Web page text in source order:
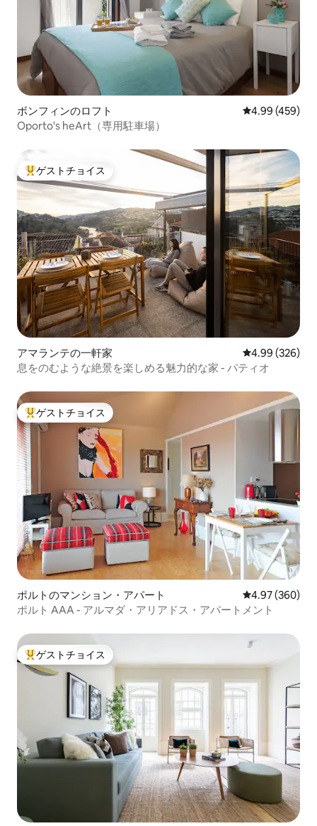
ボンフィンのロフト レビュー459
4.99 (459)
Oporto's heArt（専用駐車場）
大好評のゲストチョイスです。
ゲストチョイス
アマランテの一軒家 レビュー326
4.99 (326)
息をのむような絶景を楽しめる魅力的な家 - パティオ
大好評のゲストチョイスです。
ゲストチョイス
ポルトのマンション・アパート レビュー360
4.97 (360)
ポルト AAA - アルマダ・アリアドス・アパートメント
大好評のゲストチョイスです。
ゲストチョイス